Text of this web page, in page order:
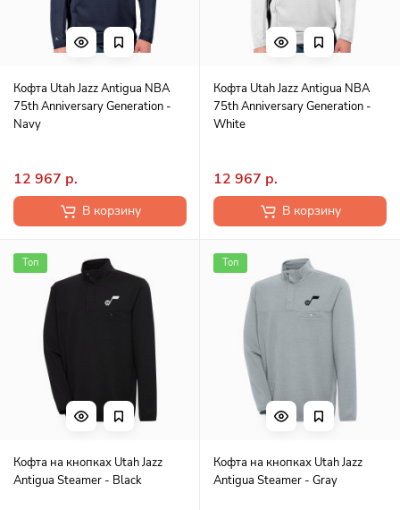
Кофта Utah Jazz Antigua NBA
75th Anniversary Generation -
Navy
12 967 р.
В корзину
Кофта Utah Jazz Antigua NBA
75th Anniversary Generation -
White
12 967 р.
В корзину
Топ
Кофта на кнопках Utah Jazz
Antigua Steamer - Black
Топ
Кофта на кнопках Utah Jazz
Antigua Steamer - Gray